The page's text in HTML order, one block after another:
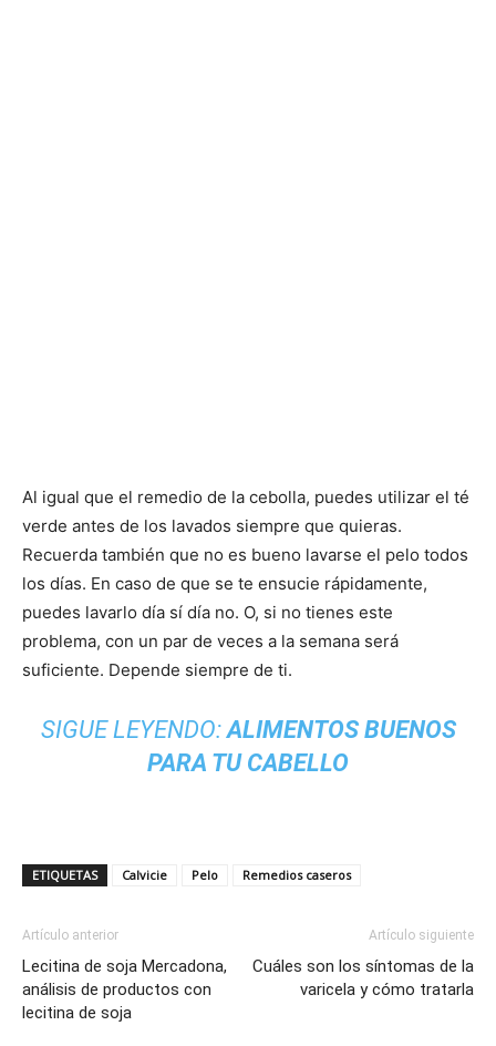
Al igual que el remedio de la cebolla, puedes utilizar el té
verde antes de los lavados siempre que quieras.
Recuerda también que no es bueno lavarse el pelo todos
los días. En caso de que se te ensucie rápidamente,
puedes lavarlo día sí día no. O, si no tienes este
problema, con un par de veces a la semana será
suficiente. Depende siempre de ti.
SIGUE LEYENDO:ALIMENTOS BUENOS
PARA TU CABELLO
ETIQUETAS Calvicie Pelo Remedios caseros
Artículo anterior
Lecitina de soja Mercadona,
análisis de productos con
lecitina de soja
Artículo siguiente
Cuáles son los síntomas de la
varicela y cómo tratarla